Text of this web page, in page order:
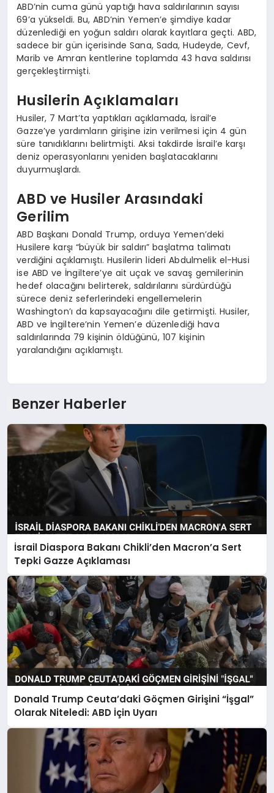
ABD’nin cuma günü yaptığı hava saldırılarının sayısı
69’a yükseldi. Bu, ABD’nin Yemen’e şimdiye kadar
düzenlediği en yoğun saldırı olarak kayıtlara geçti. ABD,
sadece bir gün içerisinde Sana, Sada, Hudeyde, Cevf,
Marib ve Amran kentlerine toplamda 43 hava saldırısı
gerçekleştirmişti.
Husilerin Açıklamaları
Husiler, 7 Mart’ta yaptıkları açıklamada, İsrail’e
Gazze’ye yardımların girişine izin verilmesi için 4 gün
süre tanıdıklarını belirtmişti. Aksi takdirde İsrail’e karşı
deniz operasyonlarını yeniden başlatacaklarını
duyurmuşlardı.
ABD ve Husiler Arasındaki
Gerilim
ABD Başkanı Donald Trump, orduya Yemen’deki
Husilere karşı “büyük bir saldırı” başlatma talimatı
verdiğini açıklamıştı. Husilerin lideri Abdulmelik el-Husi
ise ABD ve İngiltere’ye ait uçak ve savaş gemilerinin
hedef olacağını belirterek, saldırılarını sürdürdüğü
sürece deniz seferlerindeki engellemelerin
Washington’ı da kapsayacağını dile getirmişti. Husiler,
ABD ve İngiltere’nin Yemen’e düzenlediği hava
saldırılarında 79 kişinin öldüğünü, 107 kişinin
yaralandığını açıklamıştı.
Benzer Haberler
İsrail Diaspora Bakanı Chikli’den Macron’a Sert
Tepki Gazze Açıklaması
Donald Trump Ceuta’daki Göçmen Girişini “İşgal”
Olarak Niteledi: ABD İçin Uyarı